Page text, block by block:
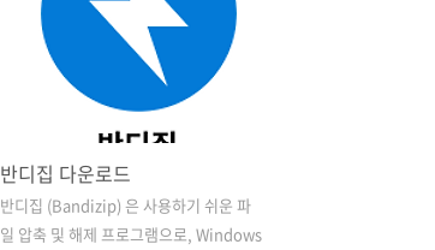
반디집 다운로드
반디집 (Bandizip) 은 사용하기 쉬운 파
일 압축 및 해제 프로그램으로, Windows